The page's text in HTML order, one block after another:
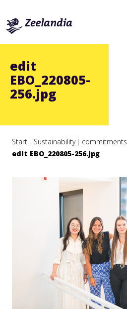
edit
EBO_220805-
256.jpg
Start Sustainability
commitments
edit EBO_220805-256.jpg